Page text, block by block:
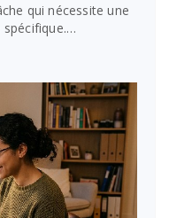
qui nécessite une
spécifique.…